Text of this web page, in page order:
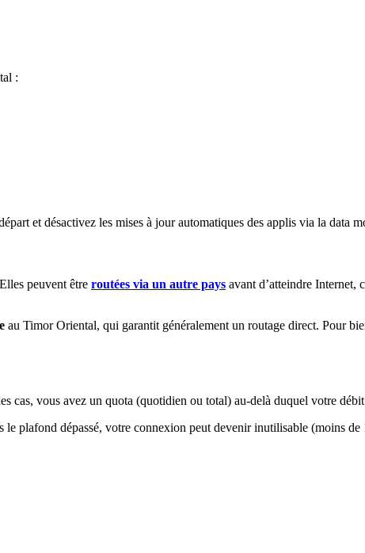
:
et désactivez les mises à jour automatiques des applis via la data
peuvent être routées via un autre pays avant d’atteindre Internet,
au Timor Oriental, qui garantit généralement un routage direct. Pour
cas, vous avez un quota (quotidien ou total) au-delà duquel votre
le plafond dépassé, votre connexion peut devenir inutilisable (moins